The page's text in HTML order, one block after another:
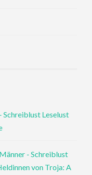
Schreiblust Leselust
- Schreiblust
von Troja: A